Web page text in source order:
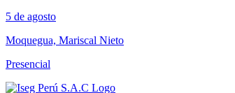
5 de agosto
Moquegua, Mariscal Nieto
Presencial